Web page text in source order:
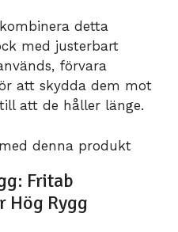
detta
med justerbart
förvara
att skydda dem mot
att de håller länge.
denna produkt
Fritab
Hög Rygg